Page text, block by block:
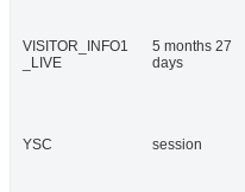
VISITOR_INFO1
_LIVE
5 months 27
days
YSC session